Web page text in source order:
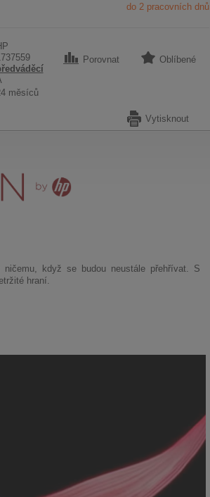
do 2 pracovních dnů
měsíců
Porovnat Oblíbené
Vytisknout
když se budou neustále přehřívat. S
hraní.